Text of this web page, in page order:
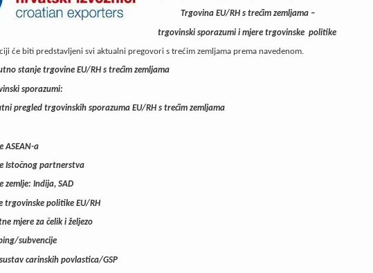
Trgovina EU/RH s trećim zemljama –
trgovinski sporazumi i mjere trgovinske politike
će biti predstavljeni svi aktualni pregovori s trećim zemljama prema navedenom.
stanje trgovine EU/RH s trećim zemljama
sporazumi:
pregled trgovinskih sporazuma EU/RH s trećim zemljama
ASEAN-a
Istočnog partnerstva
zemlje: Indija, SAD
trgovinske politike EU/RH
mjere za čelik i željezo
subvencije
carinskih povlastica/GSP